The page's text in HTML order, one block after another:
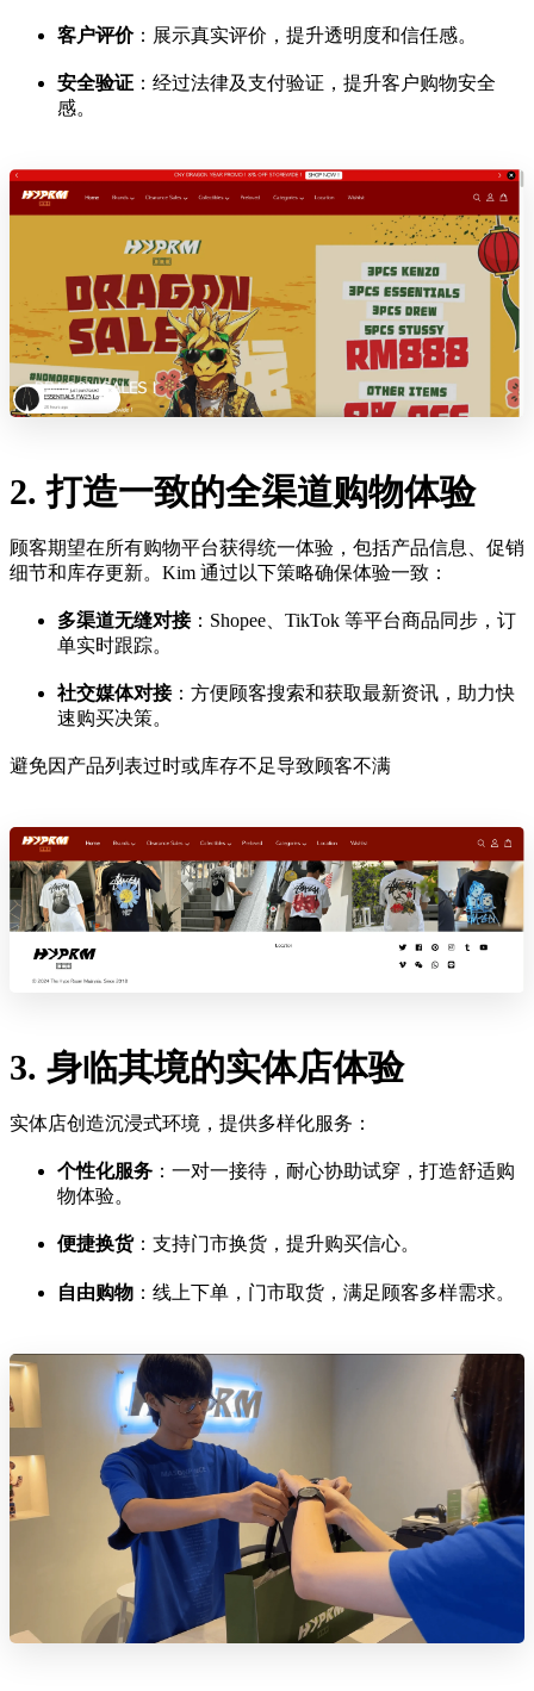
客户评价：展示真实评价，提升透明度和信任感。
安全验证 ：经过法律及支付验证，提升客户购物安全
感。
2. 打造一致的全渠道购物体验
顾客期望在所有购物平台获得统一体验，包括产品信息、促销
细节和库存更新。Kim 通过以下策略确保体验一致：
多渠道无缝对接：Shopee、TikTok 等平台商品同步，订
单实时跟踪。
社交媒体对接：方便顾客搜索和获取最新资讯，助力快
速购买决策。
避免因产品列表过时或库存不足导致顾客不满
3. 身临其境的实体店体验
实体店创造沉浸式环境，提供多样化服务：
个性化服务 ：一对一接待，耐心协助试穿，打造舒适购
物体验。
便捷换货：支持门市换货，提升购买信心。
自由购物 ：线上下单，门市取货，满足顾客多样需求。